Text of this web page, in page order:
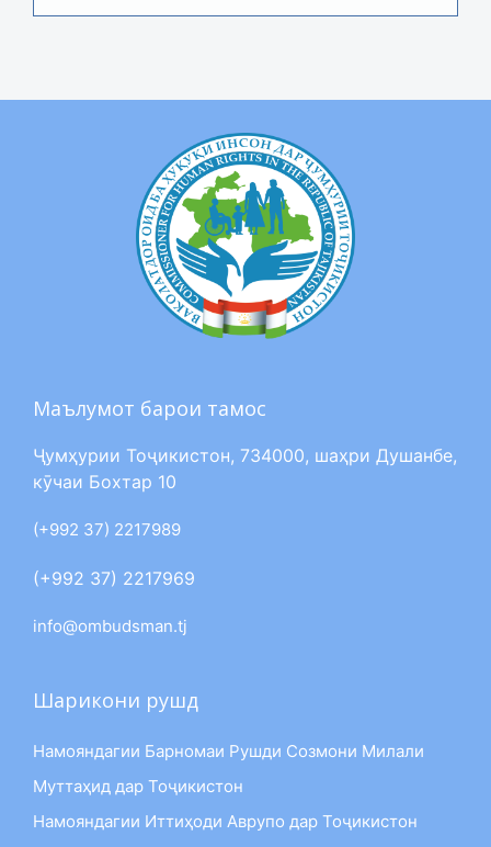
Маълумот барои тамос
Ҷумҳурии Тоҷикистон, 734000, шаҳри Душанбе,
кӯчаи Бохтар 10
(+992 37) 2217989
(+992 37) 2217969
info@ombudsman.tj
Шарикони рушд
Намояндагии Барномаи Рушди Созмони Милали
Муттаҳид дар Тоҷикистон
Намояндагии Иттиҳоди Аврупо дар Тоҷикистон